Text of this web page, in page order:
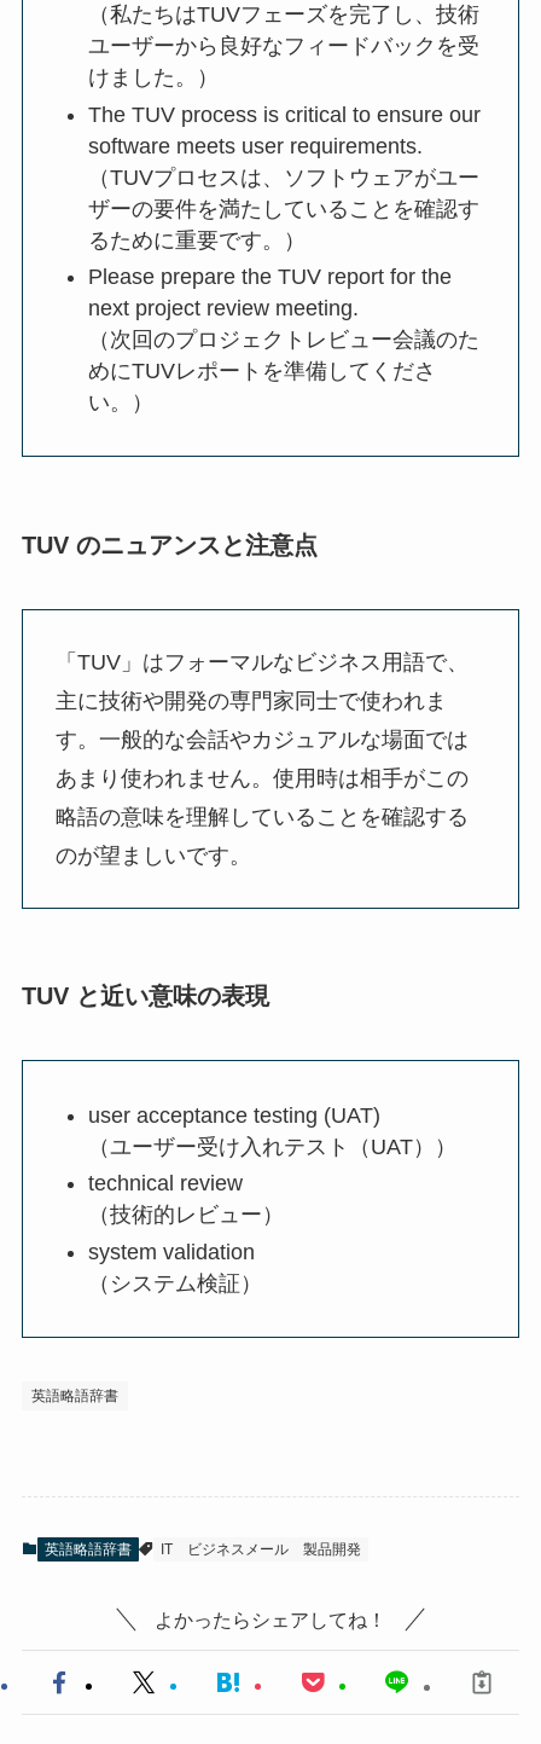
（私たちはTUVフェーズを完了し、技術
ユーザーから良好なフィードバックを受
けました。）
The TUV process is critical to ensure our
software meets user requirements.
（TUVプロセスは、ソフトウェアがユー
ザーの要件を満たしていることを確認す
るために重要です。）
Please prepare the TUV report for the
next project review meeting.
（次回のプロジェクトレビュー会議のた
めにTUVレポートを準備してくださ
い。）
TUV のニュアンスと注意点
「TUV」はフォーマルなビジネス用語で、
主に技術や開発の専門家同士で使われま
す。一般的な会話やカジュアルな場面では
あまり使われません。使用時は相手がこの
略語の意味を理解していることを確認する
のが望ましいです。
TUV と近い意味の表現
user acceptance testing (UAT)
（ユーザー受け入れテスト（UAT））
technical review
（技術的レビュー）
system validation
（システム検証）
英語略語辞書
英語略語辞書 IT ビジネスメール 製品開発
よかったらシェアしてね！